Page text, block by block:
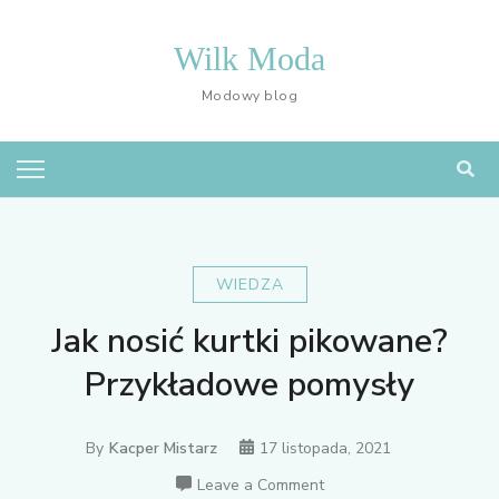
Wilk Moda
Modowy blog
WIEDZA
Jak nosić kurtki pikowane?
Przykładowe pomysły
By Kacper Mistarz
17 listopada, 2021
Leave a Commenton